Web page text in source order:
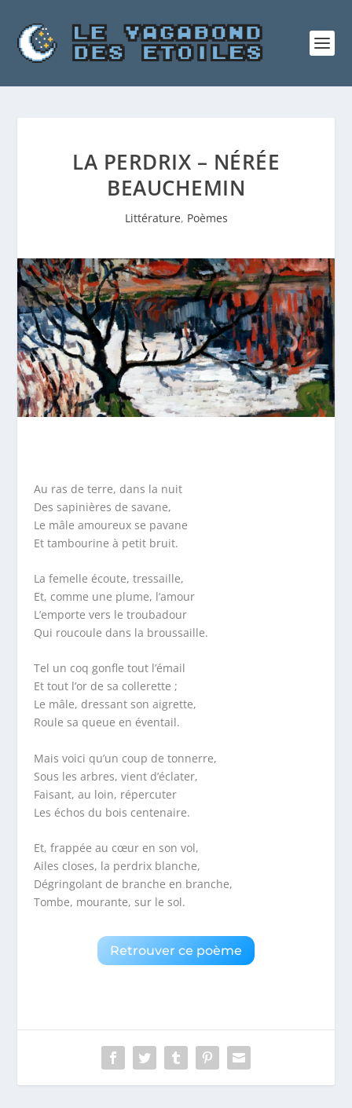
LA PERDRIX – NÉRÉE
BEAUCHEMIN
Littérature, Poèmes
Au ras de terre, dans la nuit
Des sapinières de savane,
Le mâle amoureux se pavane
Et tambourine à petit bruit.
La femelle écoute, tressaille,
Et, comme une plume, l’amour
L’emporte vers le troubadour
Qui roucoule dans la broussaille.
Tel un coq gonfle tout l’émail
Et tout l’or de sa collerette ;
Le mâle, dressant son aigrette,
Roule sa queue en éventail.
Mais voici qu’un coup de tonnerre,
Sous les arbres, vient d’éclater,
Faisant, au loin, répercuter
Les échos du bois centenaire.
Et, frappée au cœur en son vol,
Ailes closes, la perdrix blanche,
Dégringolant de branche en branche,
Tombe, mourante, sur le sol.
Retrouver ce poème